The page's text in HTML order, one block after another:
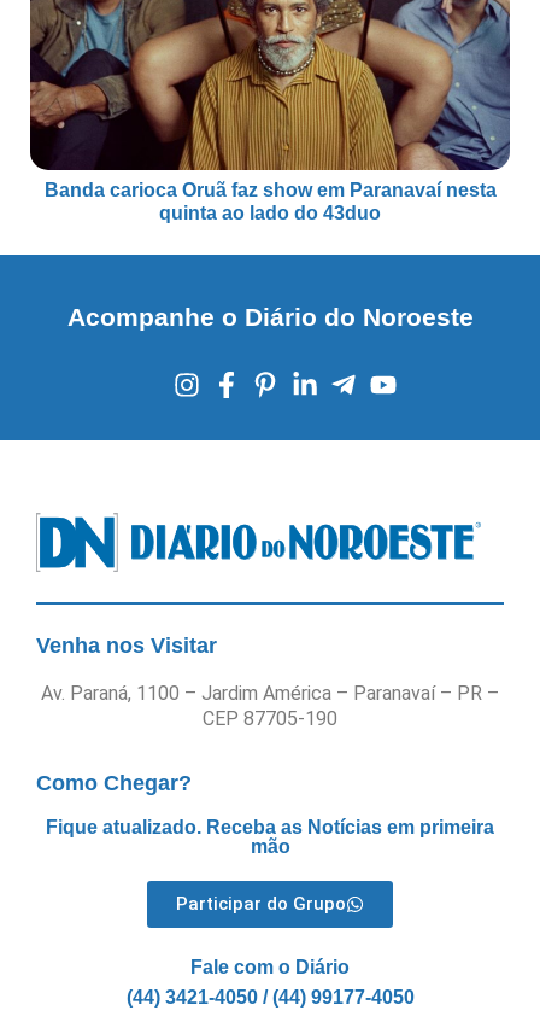
Banda carioca Oruã faz show em Paranavaí nesta
quinta ao lado do 43duo
Acompanhe o Diário do Noroeste
Venha nos Visitar
Av. Paraná, 1100 – Jardim América – Paranavaí – PR –
CEP 87705-190
Como Chegar?
Fique atualizado. Receba as Notícias em primeira
mão
Participar do Grupo
Fale com o Diário
(44) 3421-4050 / (44) 99177-4050